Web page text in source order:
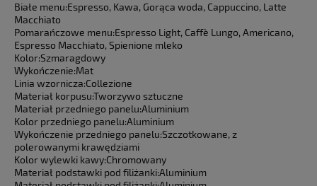
Białe menu:Espresso, Kawa, Gorąca woda, Cappuccino, Latte
Macchiato
Pomarańczowe menu:Espresso Light, Caffè Lungo, Americano,
Espresso Macchiato, Spienione mleko
Kolor:Szmaragdowy
Wykończenie:Mat
Linia wzornicza:Collezione
Materiał korpusu:Tworzywo sztuczne
Materiał przedniego panelu:Aluminium
Kolor przedniego panelu:Aluminium
Wykończenie przedniego panelu:Szczotkowane, z
polerowanymi krawędziami
Kolor wylewki kawy:Chromowany
Materiał podstawki pod filiżanki:Aluminium